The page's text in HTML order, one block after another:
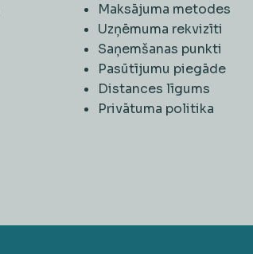
Maksājuma metodes
Uzņēmuma rekvizīti
Saņemšanas punkti
Pasūtījumu piegāde
Distances līgums
Privātuma politika